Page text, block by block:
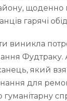
щоденно
гарячі
виникла
Фудтраку.
який
для